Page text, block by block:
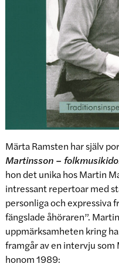
Märta Ramsten har själv
Martinsson –
hon det unika hos Martin
intressant repertoar med
personliga och expressiva
fängslade åhöraren”.
uppmärksamheten kring
framgår av en intervju
honom 1989: